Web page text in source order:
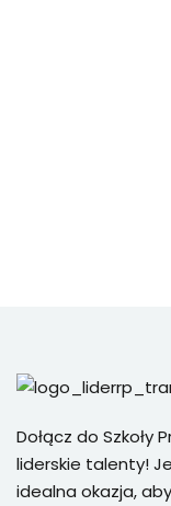
Dołącz do Szkoły
liderskie talenty!
idealna okazja,